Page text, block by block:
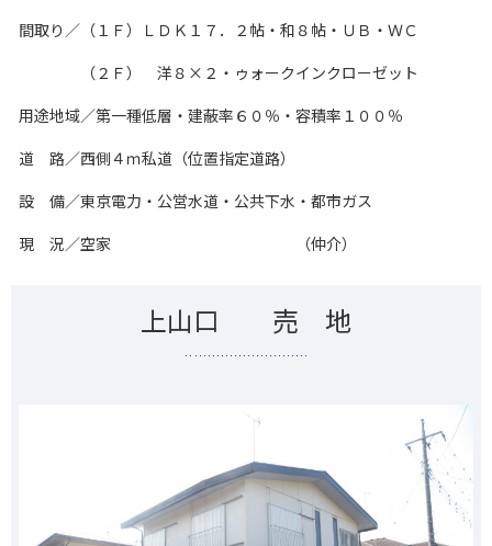
間取り／（１Ｆ）ＬＤＫ１７．２帖・和８帖・ＵＢ・ＷＣ
（２Ｆ） 洋８×２・ゥォークインクローゼット
用途地域／第一種低層・建蔽率６０％・容積率１００％
道 路／西側４ｍ私道（位置指定道路）
設 備／東京電力・公営水道・公共下水・都市ガス
現 況／空家 （仲介）
上山口 売 地